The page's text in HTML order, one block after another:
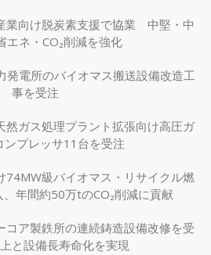
業向け脱炭素支援で協業 中堅・中
エネ・CO₂削減を強化
発電所のバイオマス搬送設備改造工
事を受注
然ガス処理プラント拡張向け高圧ガ
ンプレッサ11台を受注
74MW級バイオマス・リサイクル燃
年間約50万tのCO₂削減に貢献
コア製鉄所の連続鋳造設備改修を受
と設備長寿命化を実現